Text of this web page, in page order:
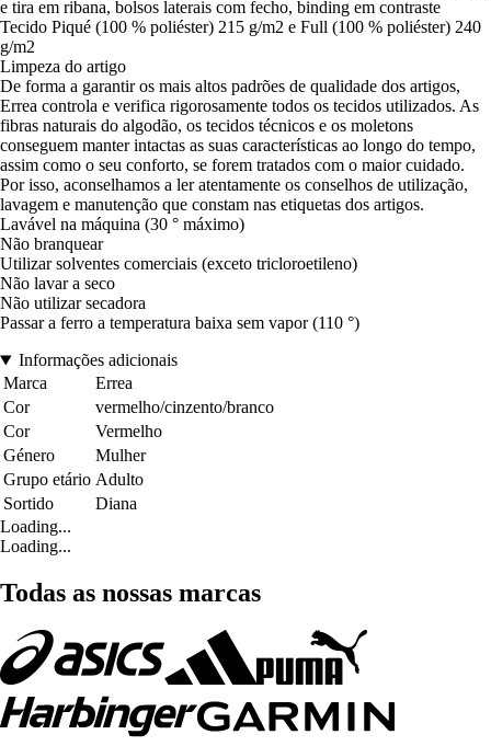
e tira em ribana, bolsos laterais com fecho, binding em contraste
Tecido Piqué (100 % poliéster) 215 g/m2 e Full (100 % poliéster) 240
g/m2
Limpeza do artigo
De forma a garantir os mais altos padrões de qualidade dos artigos,
Errea controla e verifica rigorosamente todos os tecidos utilizados. As
fibras naturais do algodão, os tecidos técnicos e os moletons
conseguem manter intactas as suas características ao longo do tempo,
assim como o seu conforto, se forem tratados com o maior cuidado.
Por isso, aconselhamos a ler atentamente os conselhos de utilização,
lavagem e manutenção que constam nas etiquetas dos artigos.
Lavável na máquina (30 ° máximo)
Não branquear
Utilizar solventes comerciais (exceto tricloroetileno)
Não lavar a seco
Não utilizar secadora
Passar a ferro a temperatura baixa sem vapor (110 °)
Informações adicionais
Marca
Errea
Cor
vermelho/cinzento/branco
Cor
Vermelho
Género
Mulher
Grupo etário Adulto
Sortido
Diana
Loading...
Loading...
Todas as nossas marcas